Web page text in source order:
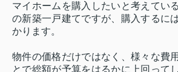
マイホームを購入したいと考えてい
の新築一戸建てですが、購入するに
かります。
物件の価格だけではなく、様々な費
とで総額が予算をはるかに上回って